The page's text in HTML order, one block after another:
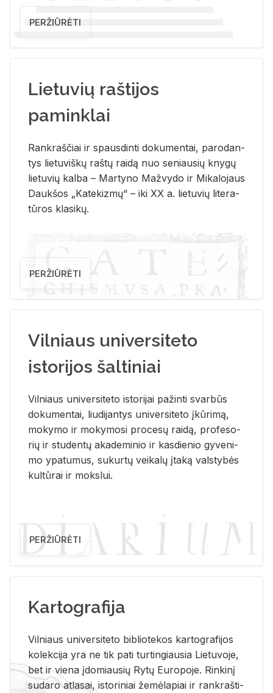
PERŽIŪRĖTI
Lietuvių raštijos
paminklai
Rank­raš­čiai ir spaus­din­ti do­ku­men­tai, pa­ro­dan­
tys lie­tu­viš­kų raš­tų rai­dą nuo se­niau­sių kny­gų
lie­tu­vių kal­ba – Mar­ty­no Ma­žvy­do ir Mi­ka­lo­jaus
Dauk­šos „Ka­te­kiz­mų“ – iki XX a. lie­tu­vių li­te­ra­
tū­ros kla­si­kų.
PERŽIŪRĖTI
Vilniaus universiteto
istorijos šaltiniai
Vil­niaus uni­ver­si­te­to is­to­ri­jai pa­žin­ti svar­būs
do­ku­men­tai, liu­di­jan­tys uni­ver­si­te­to įkū­ri­mą,
mo­ky­mo ir mo­ky­mo­si pro­ce­sų rai­dą, pro­fe­so­
rių ir stu­den­tų aka­de­mi­nio ir kas­die­nio gy­ve­ni­
mo ypa­tu­mus, su­kur­tų vei­ka­lų įta­ką vals­ty­bės
kul­tū­rai ir moks­lui.
PERŽIŪRĖTI
Kartografija
Vil­niaus uni­ver­si­te­to bi­b­lio­te­kos kar­to­gra­fi­jos
ko­lek­ci­ja yra ne tik pati tur­tin­giau­sia Lie­tu­vo­je,
bet ir vie­na įdo­miau­sių Rytų Eu­ro­po­je. Rin­ki­nį
su­da­ro at­la­sai, is­to­ri­niai že­mė­la­piai ir rank­raš­ti­